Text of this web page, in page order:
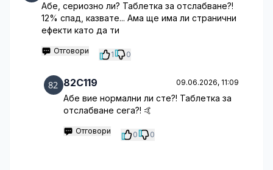
Абе, сериозно ли? Таблетка за отслабване?!
12% спад, казвате... Ама ще има ли странични
ефекти като да ти
Отговори 1 0
82C119 09.06.2026, 11:09
Абе вие нормални ли сте?! Таблетка за
отслабване сега?! 🤙
Отговори 0 0